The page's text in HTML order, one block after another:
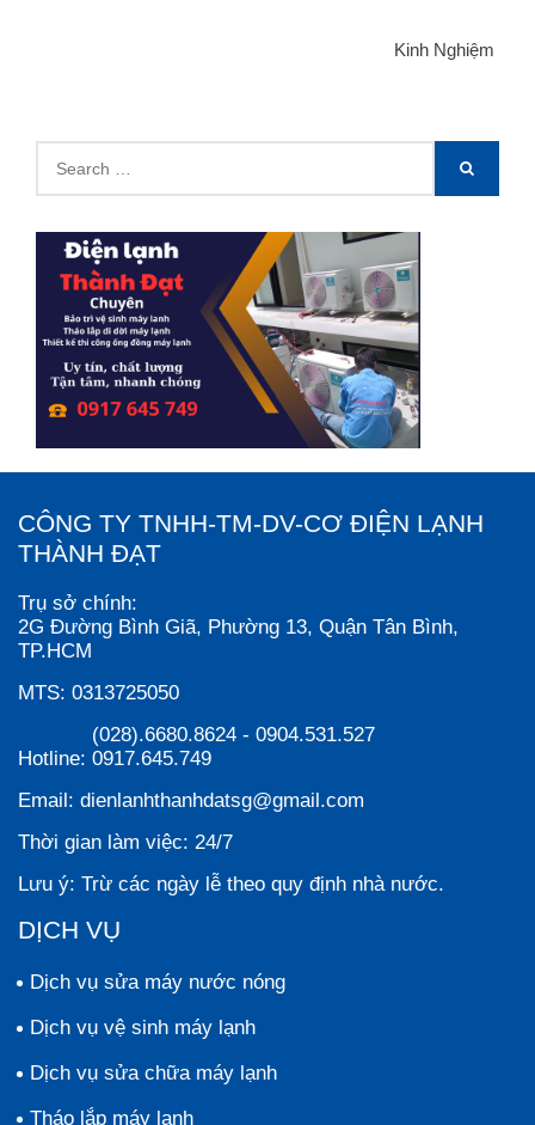
Kinh Nghiệm
for:
SEARCH
CÔNG TY TNHH-TM-DV-CƠ ĐIỆN LẠNH
THÀNH ĐẠT
Trụ sở chính:
2G Đường Bình Giã, Phường 13, Quận Tân Bình,
TP.HCM
MTS: 0313725050
Hotline:
(028).6680.8624 - 0904.531.527
0917.645.749
Email: dienlanhthanhdatsg@gmail.com
Thời gian làm việc: 24/7
Lưu ý: Trừ các ngày lễ theo quy định nhà nước.
DỊCH VỤ
Dịch vụ sửa máy nước nóng
Dịch vụ vệ sinh máy lạnh
Dịch vụ sửa chữa máy lạnh
Tháo lắp máy lạnh